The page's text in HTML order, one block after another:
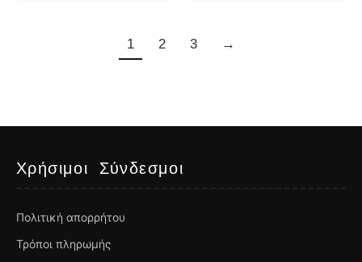
1 2 3 →
Χρήσιμοι Σύνδεσμοι
Πολιτική απορρήτου
Τρόποι πληρωμής